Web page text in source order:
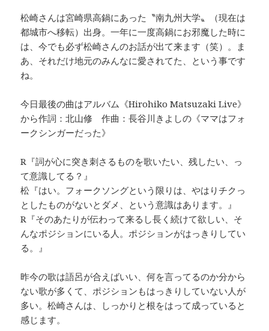
松崎さんは宮崎県高鍋にあった〝南九州大学〟（現在は
都城市へ移転）出身。一年に一度高鍋にお邪魔した時に
は、今でも必ず松崎さんのお話が出て来ます（笑）。ま
あ、それだけ地元のみんなに愛されてた、という事です
ね。
今日最後の曲はアルバム《Hirohiko Matsuzaki Live》
から作詞：北山修 作曲：長谷川きよしの《ママはフォ
ークシンガーだった》
R『詞が心に突き刺さるものを歌いたい、残したい、っ
て意識してる？』
松『はい。フォークソングという限りは、やはりチクっ
としたものがないとダメ、という意識はあります。』
R『そのあたりが伝わって来るし長く続けて欲しい、そ
んなポジションにいる人。ポジションがはっきりしてい
る。』
昨今の歌は語呂が合えばいい、何を言ってるのか分から
ない歌が多くて、ポジションもはっきりしていない人が
多い。松崎さんは、しっかりと根をはって成っていると
感じます。